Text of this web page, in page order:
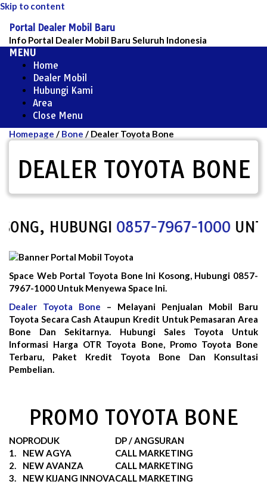
Skip to content
Portal Dealer Mobil Baru
Info Portal Dealer Mobil Baru Seluruh Indonesia
MENU
Home
Dealer Mobil
Hubungi Kami
Area
Close Menu
Homepage / Bone / Dealer Toyota Bone
DEALER TOYOTA BONE
HUBUNGI0857-7967-1000UNTUK
Space Web Portal Toyota Bone Ini Kosong, Hubungi 0857-
7967-1000 Untuk Menyewa Space Ini.
Dealer Toyota Bone – Melayani Penjualan Mobil Baru
Toyota Secara Cash Ataupun Kredit Untuk Pemasaran Area
Bone Dan Sekitarnya. Hubungi Sales Toyota Untuk
Informasi Harga OTR Toyota Bone, Promo Toyota Bone
Terbaru, Paket Kredit Toyota Bone Dan Konsultasi
Pembelian.
PROMO TOYOTA BONE
NOPRODUK
DP / ANGSURAN
1.
NEW AGYA
CALL MARKETING
2.
NEW AVANZA
CALL MARKETING
3.
NEW KIJANG INNOVACALL MARKETING